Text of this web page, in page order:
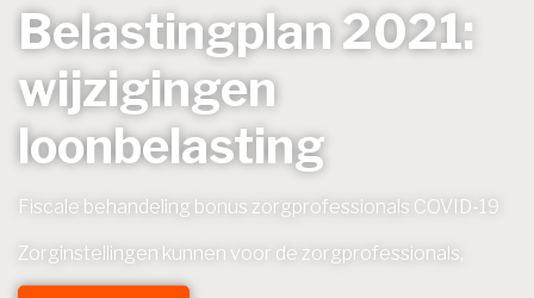
Belastingplan 2021:
wijzigingen
loonbelasting
Fiscale behandeling bonus zorgprofessionals COVID-19
Zorginstellingen kunnen voor de zorgprofessionals,